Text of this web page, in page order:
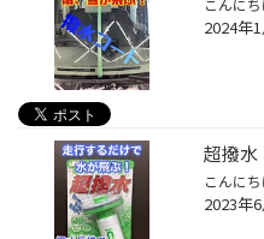
2024年
超撥
2023年